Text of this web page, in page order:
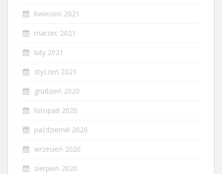
kwiecień 2021
marzec 2021
luty 2021
styczeń 2021
grudzień 2020
listopad 2020
październik 2020
wrzesień 2020
sierpień 2020